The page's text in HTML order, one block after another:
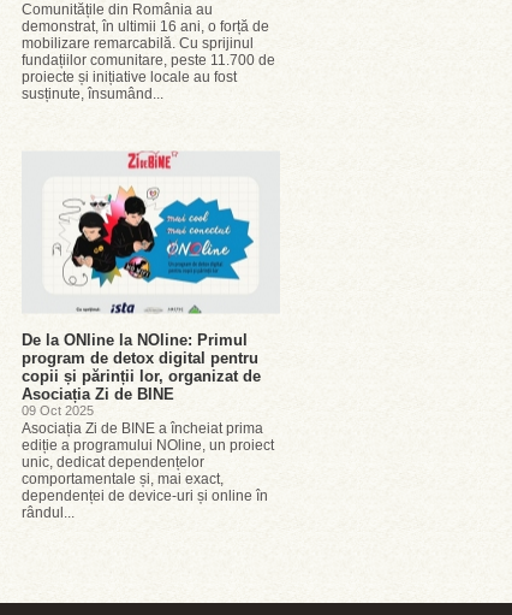
Comunitățile din România au
demonstrat, în ultimii 16 ani, o forță de
mobilizare remarcabilă. Cu sprijinul
fundațiilor comunitare, peste 11.700 de
proiecte și inițiative locale au fost
susținute, însumând...
De la ONline la NOline: Primul
program de detox digital pentru
copii și părinții lor, organizat de
Asociația Zi de BINE
09 Oct 2025
Asociația Zi de BINE a încheiat prima
ediție a programului NOline, un proiect
unic, dedicat dependențelor
comportamentale și, mai exact,
dependenței de device-uri și online în
rândul...